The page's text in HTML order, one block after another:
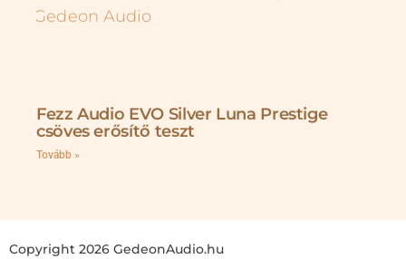
Fezz Audio EVO Silver Luna Prestige
csöves erősítő teszt
Tovább »
Copyright 2026 GedeonAudio.hu